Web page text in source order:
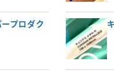
プロダク